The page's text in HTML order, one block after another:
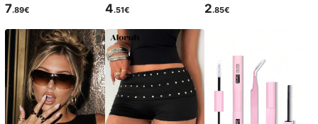
7.89€ 4.51€ 2.85€